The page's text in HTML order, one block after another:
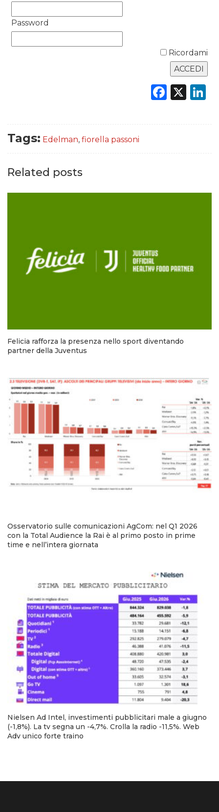
CASE HISTORY
OPINIONI
Password
Ricordami
X
Tags: Edelman, fiorella passoni
Related posts
Felicia rafforza la presenza nello sport diventando
partner della Juventus
Osservatorio sulle comunicazioni AgCom: nel Q1 2026
con la Total Audience la Rai è al primo posto in prime
time e nell’intera giornata
Nielsen Ad Intel, investimenti pubblicitari male a giugno
(-1,8%). La tv segna un -4,7%. Crolla la radio -11,5%. Web
Adv unico forte traino